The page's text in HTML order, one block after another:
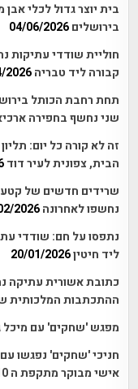
בית יוצר גדול לכלי
בירושלים 04/06/2026
חוליית שודדי
קבורה ליד טבריה 2026
תחת רחבת הכותל
שני נחשף בחפירה
זה לא קורה כל יום:
הבית, צפונית לעיר דוד
שרידים חדשים של
נחשפו לאחרונה 2026
נתפסו על חם: שודדי
ליד חיטין20/01/2026
כתובת אשורית עתיקה
ההתכתבות המלכותית
מפגש 'שחקים' עם מיכל
חניכי 'שחקים' נפגשו עם
אישי מבוקר מתקפת ה 7/10